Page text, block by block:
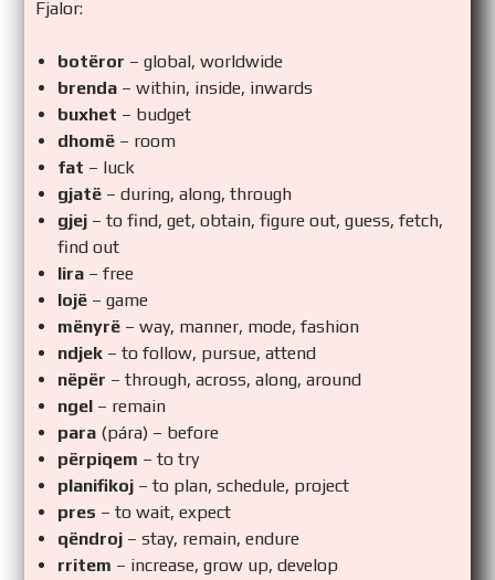
Fjalor:
botëror – global, worldwide
brenda – within, inside, inwards
buxhet – budget
dhomë – room
fat – luck
gjatë – during, along, through
gjej – to find, get, obtain, figure out, guess, fetch,
find out
lira – free
lojë – game
mënyrë – way, manner, mode, fashion
ndjek – to follow, pursue, attend
nëpër – through, across, along, around
ngel – remain
para (pára) – before
përpiqem – to try
planifikoj – to plan, schedule, project
pres – to wait, expect
qëndroj – stay, remain, endure
rritem – increase, grow up, develop